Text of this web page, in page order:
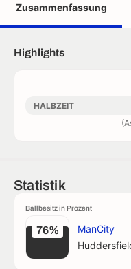
Zusammenfassung
Highlights
HALBZEIT
Statistik
Ballbesitz in Prozent
76%
ManCity